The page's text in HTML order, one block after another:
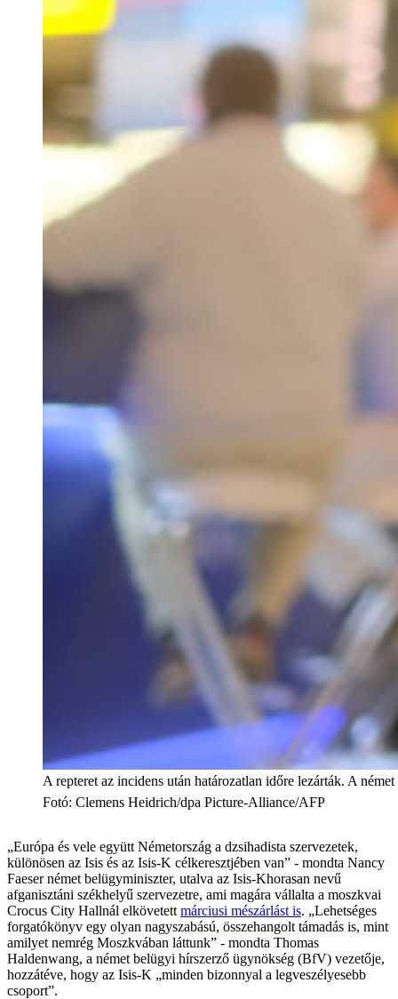
A repteret az incidens után határozatlan időre lezárták. A
Fotó: Clemens Heidrich/dpa Picture-Alliance/AFP
„Európa és vele együtt Németország a dzsihadista szervezetek,
különösen az Isis és az Isis-K célkeresztjében van” - mondta Nancy
Faeser német belügyminiszter, utalva az Isis-Khorasan nevű
afganisztáni székhelyű szervezetre, ami magára vállalta a moszkvai
Crocus City Hallnál elkövetett márciusi mészárlást is. „Lehetséges
forgatókönyv egy olyan nagyszabású, összehangolt támadás is, mint
amilyet nemrég Moszkvában láttunk” - mondta Thomas
Haldenwang, a német belügyi hírszerző ügynökség (BfV) vezetője,
hozzátéve, hogy az Isis-K „minden bizonnyal a legveszélyesebb
csoport”.